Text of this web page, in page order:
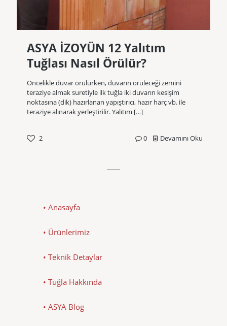
ASYA İZOYÜN 12 Yalıtım
Tuğlası Nasıl Örülür?
Öncelikle duvar örülürken, duvarın örüleceği zemini
teraziye almak suretiyle ilk tuğla iki duvarın kesişim
noktasına (dik) hazırlanan yapıştırıcı, hazır harç vb. ile
teraziye alınarak yerleştirilir. Yalıtım […]
2 0 Devamını Oku
• Anasayfa
• Ürünlerimiz
• Teknik Detaylar
• Tuğla Hakkında
• ASYA Blog